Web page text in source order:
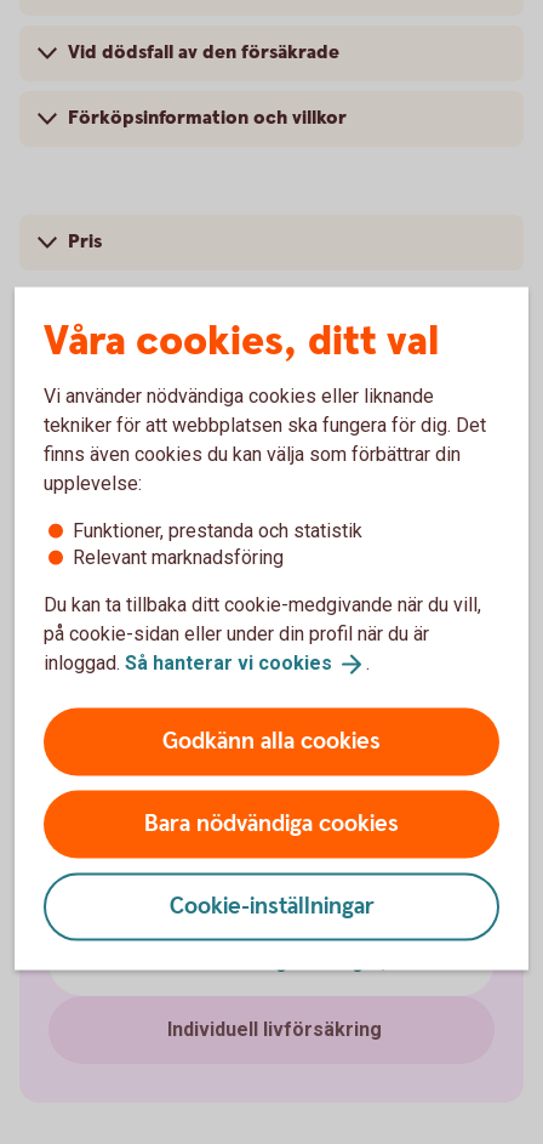
Vid dödsfall av den försäkrade
Förköpsinformation och villkor
Pris
Försäkringsgivare
Swedbank Försäkring
Välj innehåll i pensionsplanen
Olycksfallsförsäkring
Tjänstegrupplivförsäkring TGL
Individuell livförsäkring
Våra cookies, ditt val
Vi använder nödvändiga cookies eller liknande
tekniker för att webbplatsen ska fungera för dig. Det
finns även cookies du kan välja som förbättrar din
upplevelse:
Funktioner, prestanda och statistik
Relevant marknadsföring
Du kan ta tillbaka ditt cookie-medgivande när du vill,
på cookie-sidan eller under din profil när du är
inloggad. Så hanterar vi cookies .
Godkänn alla cookies
Bara nödvändiga cookies
Cookie-inställningar